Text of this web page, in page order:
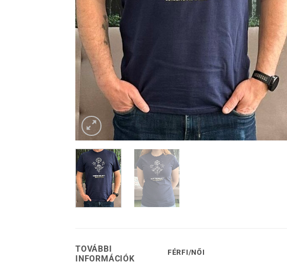
TOVÁBBI
INFORMÁCIÓK
FÉRFI/NŐI